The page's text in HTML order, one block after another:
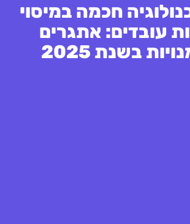
חכמה במיסוי
עובדים: אתגרים
בשנת 2025